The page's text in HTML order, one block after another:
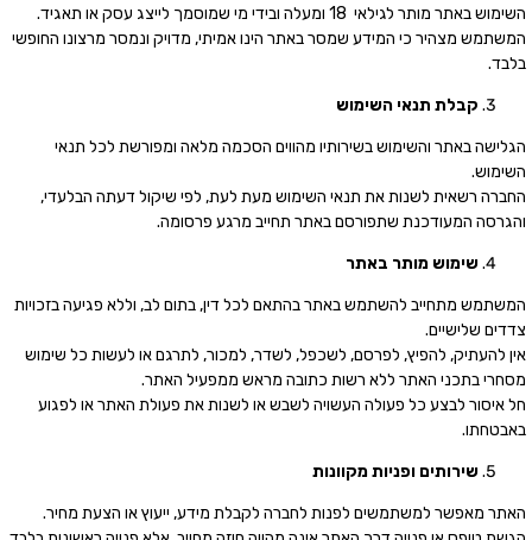
השימוש באתר מותר לגילאי 18 ומעלה ובידי מי שמוסמך לייצג עסק או תאגיד.
המשתמש מצהיר כי המידע שמסר באתר הינו אמיתי, מדויק ונמסר מרצונו החופשי
בלבד.
קבלת תנאי השימוש
הגלישה באתר והשימוש בשירותיו מהווים הסכמה מלאה ומפורשת לכל תנאי
השימוש.
החברה רשאית לשנות את תנאי השימוש מעת לעת, לפי שיקול דעתה הבלעדי,
והגרסה המעודכנת שתפורסם באתר תחייב מרגע פרסומה.
שימוש מותר באתר
המשתמש מתחייב להשתמש באתר בהתאם לכל דין, בתום לב, וללא פגיעה בזכויות
צדדים שלישיים.
אין להעתיק, להפיץ, לפרסם, לשכפל, לשדר, למכור, לתרגם או לעשות כל שימוש
מסחרי בתכני האתר ללא רשות כתובה מראש ממפעיל האתר.
חל איסור לבצע כל פעולה העשויה לשבש או לשנות את פעולת האתר או לפגוע
באבטחתו.
שירותים ופניות מקוונות
האתר מאפשר למשתמשים לפנות לחברה לקבלת מידע, ייעוץ או הצעת מחיר.